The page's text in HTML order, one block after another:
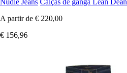
A partir de € 220,00
€ 156,96